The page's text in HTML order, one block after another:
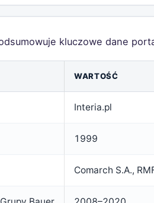
kluczowe dane
WARTOŚĆ
Interia.pl
1999
Comarch S.A.,